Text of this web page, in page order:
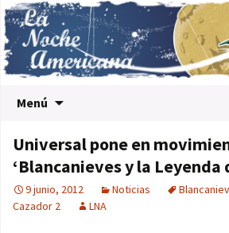
Menú
Universal pone en
‘Blancanieves y la Leyenda
9 junio, 2012 Noticias
Cazador 2
LNA